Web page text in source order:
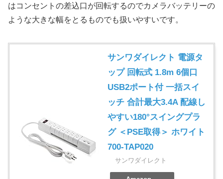
はコンセントの差込口が回転するのでカメラバッテリーの
ような大きな幅をとるものでも扱いやすいです。
サンワダイレクト 電源タ
ップ 回転式 1.8m 6個口
USB2ポート付 一括スイ
ッチ 合計最大3.4A 配線し
やすい180°スイングプラ
グ ＜PSE取得＞ ホワイト
700-TAP020
サンワダイレクト